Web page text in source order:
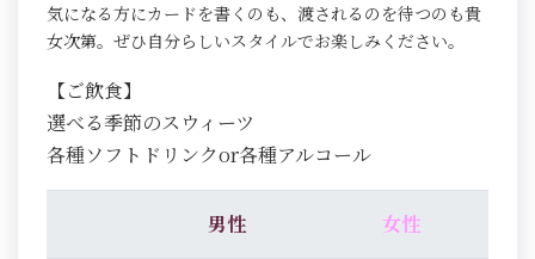
気になる方にカードを書くのも、渡されるのを待つのも貴
女次第。ぜひ自分らしいスタイルでお楽しみください。
【ご飲食】
選べる季節のスウィーツ
各種ソフトドリンクor各種アルコール
男性 女性